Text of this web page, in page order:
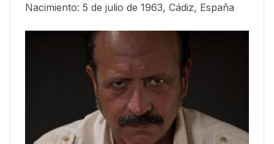
Nacimiento: 5 de julio de 1963, Cádiz, España